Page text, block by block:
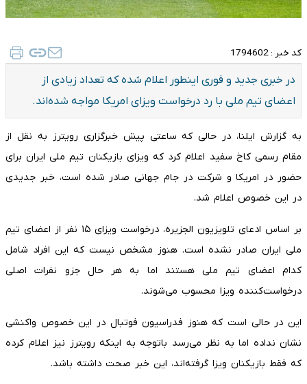
کد خبر : 1794602
در خبری جدید و فوری اینطور اعلام شده که تعداد زیادی از
اعضای تیم ملی با رد درخواست ویزای امریکا مواجه شده‌اند.
به گزارش ایلنا، در حالی که ساعتی پیش خبرگزاری رویترز به نقل از
مقام رسمی کاخ سفید اعلام کرد که ویزای بازیکنان تیم ملی ایران برای
حضور در امریکا و شرکت در جام جهانی صادر شده است، خبر جدیدی
در این خصوص اعلام شد.
بر اساس ادعای تلویزیون الجزیره، درخواست ویزای ۱۵ نفر از اعضای تیم
ملی ایران صادر نشده است. هنوز مشخص نیست که این افراد شامل
کدام اعضای تیم ملی هستند اما به هر حال جزو نفرات اصلی
درخواست‌کننده ویزا محسوب می‌شوند.
این در حالی است که هنوز فدراسیون فوتبال در این خصوص واکنشی
نشان نداده اما به نظر می‌رسد باتوجه به اینکه رویترز نیز اعلام کرده
که فقط بازیکنان ویزا گرفته‌اند، این خبر صحت داشته باشد.